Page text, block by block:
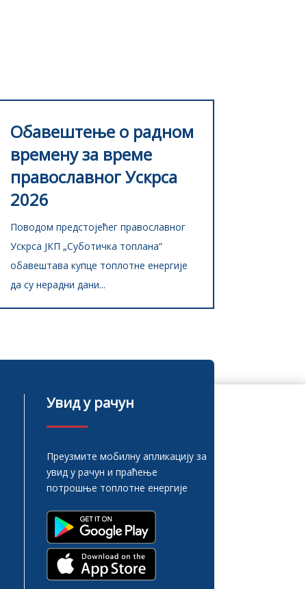
Обавештење о радном
времену за време
православног Ускрса
2026
Поводом предстојећег православног
Ускрса ЈКП „Суботичка топлана“
обавештава купце топлотне енергије
да су нерaдни дани...
Увид у рачун
Преузмите мобилну апликацију за
увид у рачун и праћење
потрошње топлотне енергије